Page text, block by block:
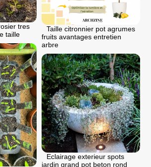
tres
taille
Taille citronnier pot agrumes
fruits avantages entretien
arbre
Eclairage exterieur spots
jardin grand pot beton rond